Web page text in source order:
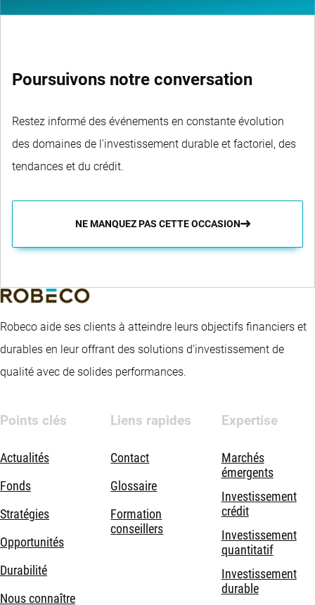
Poursuivons notre conversation
Restez informé des événements en constante évolution
des domaines de l'investissement durable et factoriel, des
tendances et du crédit.
NE MANQUEZ PAS CETTE OCCASION
Robeco aide ses clients à atteindre leurs objectifs financiers et
durables en leur offrant des solutions d’investissement de
qualité avec de solides performances.
Points clés
Actualités
Fonds
Stratégies
Opportunités
Durabilité
Nous connaître
Liens rapides
Contact
Glossaire
Formation
conseillers
Expertise
Marchés
émergents
Investissement
crédit
Investissement
quantitatif
Investissement
durable